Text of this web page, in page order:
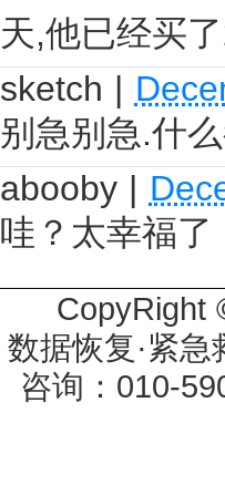
天,他已经买
sketch |
别急别急.什
abooby |
哇？太幸福
CopyRight
数据恢复·紧
咨询：010-